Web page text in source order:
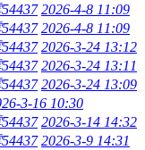
2026-4-8 11:09
2026-4-8 11:09
2026-3-24 13:12
2026-3-24 13:11
2026-3-24 13:09
3-16 10:30
2026-3-14 14:32
2026-3-9 14:31